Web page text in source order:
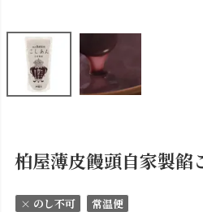
柏屋薄皮饅頭自家製餡
× のし不可 常温便